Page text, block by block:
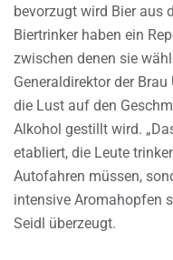
bevorzugt wird Bier aus
Biertrinker haben ein
zwischen denen sie
Generaldirektor der
die Lust auf den
Alkohol gestillt wird.
etabliert, die Leute
Autofahren müssen,
intensive Aromahopfen
Seidl überzeugt.